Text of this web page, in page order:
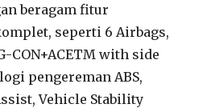
beragam fitur
seperti 6 Airbags,
CON+ACETM with side
pengereman ABS,
Vehicle Stability